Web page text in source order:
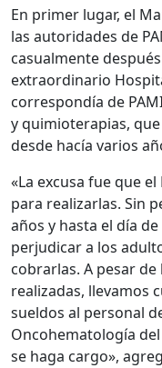
En primer lugar, el
las autoridades de
casualmente
extraordinario
correspondía de
y quimioterapias,
desde hacía varios
«La excusa fue que
para realizarlas. Sin
años y hasta el día
perjudicar a los
cobrarlas. A pesar
realizadas, llevamos
sueldos al personal
Oncohematología
se haga cargo»,